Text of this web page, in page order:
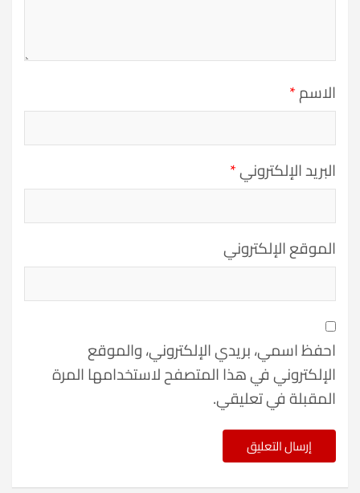
الاسم*
البريد الإلكتروني*
الموقع الإلكتروني
احفظ اسمي، بريدي الإلكتروني، والموقع
الإلكتروني في هذا المتصفح لاستخدامها المرة
المقبلة في تعليقي.